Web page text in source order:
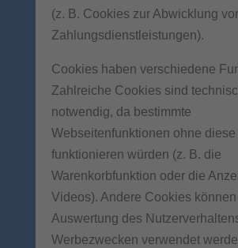
(z. B. Cookies zur Abwicklung
Zahlungsdienstleistungen).
Cookies haben verschiedene
Zahlreiche Cookies sind
notwendig, da bestimmte
Webseitenfunktionen ohne diese
funktionieren würden (z. B. die
Warenkorbfunktion oder die
Videos). Andere Cookies
Auswertung des
Werbezwecken verwendet